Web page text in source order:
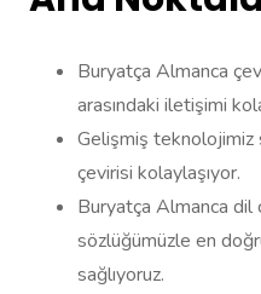
Buryatça Almanca
arasındaki iletişimi
Gelişmiş teknolojimiz
çevirisi kolaylaşıyor.
Buryatça Almanca dil
sözlüğümüzle en
sağlıyoruz.